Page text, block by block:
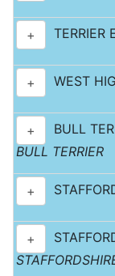
+ TERRIER
+ WEST
+ BULL
BULL TERRIER
+
+